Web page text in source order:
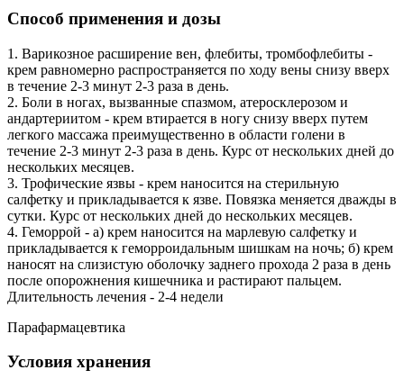
Способ применения и дозы
1. Варикозное расширение вен, флебиты, тромбофлебиты -
крем равномерно распространяется по ходу вены снизу вверх
в течение 2-3 минут 2-3 раза в день.
2. Боли в ногах, вызванные спазмом, атеросклерозом и
андартериитом - крем втирается в ногу снизу вверх путем
легкого массажа преимущественно в области голени в
течение 2-3 минут 2-3 раза в день. Курс от нескольких дней до
нескольких месяцев.
3. Трофические язвы - крем наносится на стерильную
салфетку и прикладывается к язве. Повязка меняется дважды в
сутки. Курс от нескольких дней до нескольких месяцев.
4. Геморрой - а) крем наносится на марлевую салфетку и
прикладывается к геморроидальным шишкам на ночь; б) крем
наносят на слизистую оболочку заднего прохода 2 раза в день
после опорожнения кишечника и растирают пальцем.
Длительность лечения - 2-4 недели
Парафармацевтика
Условия хранения